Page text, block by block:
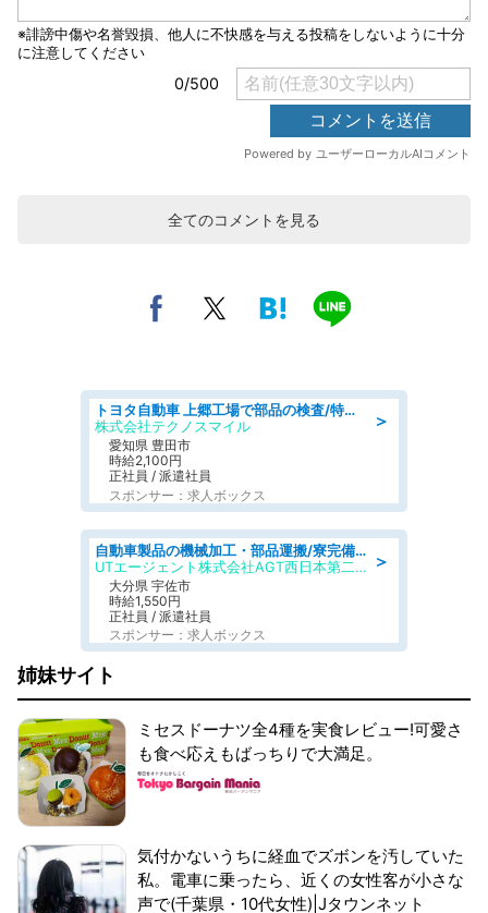
全てのコメントを見る
＞
トヨタ自動車 上郷工場で部品の検査/特典168万/tutumi
株式会社テクノスマイル
愛知県 豊田市
時給2,100円
正社員 / 派遣社員
スポンサー：求人ボックス
＞
自動車製品の機械加工・部品運搬/寮完備/日払い/工場・製造
UTエージェント株式会社AGT西日本第二CU
大分県 宇佐市
時給1,550円
正社員 / 派遣社員
スポンサー：求人ボックス
姉妹サイト
ミセスドーナツ全4種を実食レビュー!可愛さ
も食べ応えもばっちりで大満足。
気付かないうちに経血でズボンを汚していた
私。電車に乗ったら、近くの女性客が小さな
声で(千葉県・10代女性)|Jタウンネット